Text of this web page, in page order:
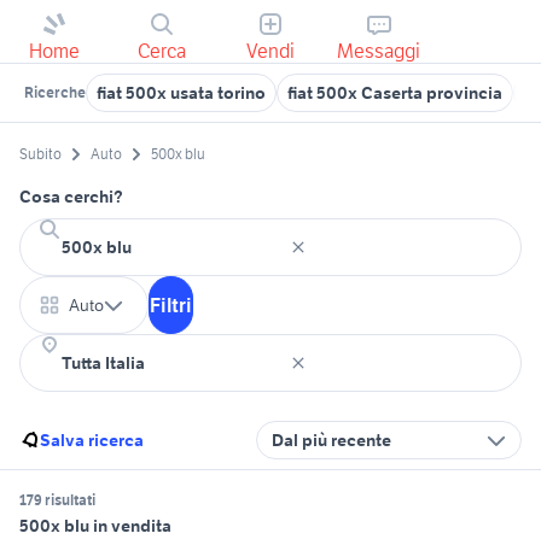
Home Cerca Vendi Messaggi
Ricerche fiat 500x usata torino fiat 500x Caserta provincia
Subito Auto 500x blu
Cosa cerchi?
Auto Filtri
Salva ricerca Dal più recente
179 risultati
500x blu in vendita